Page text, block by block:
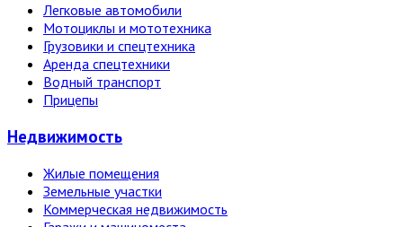
Легковые автомобили
Мотоциклы и мототехника
Грузовики и спецтехника
Аренда спецтехники
Водный транспорт
Прицепы
Недвижи­мость
Жилые помещения
Земельные участки
Коммерческая недвижимость